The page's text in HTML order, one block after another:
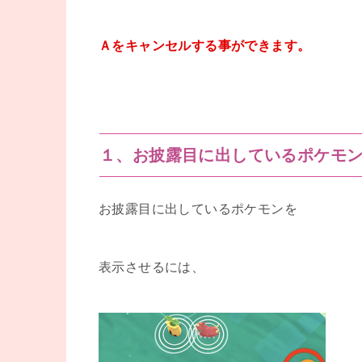
Ａをキャンセルする事ができます。
１、お披露目に出しているポケモ
お披露目に出しているポケモンを
表示させるには、